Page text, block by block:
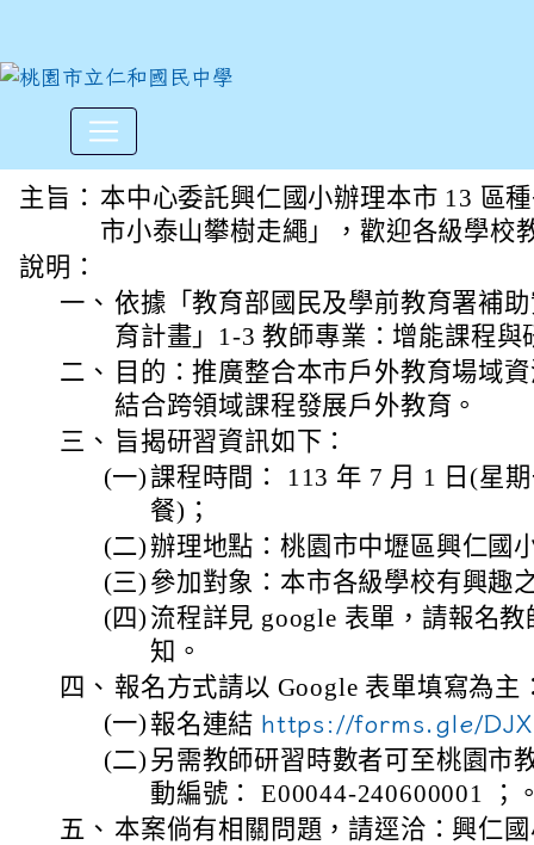
教師增能研習「都市小泰山攀
主旨： 本中心委託興仁國小辦理本市 13 區
市小泰山攀樹走繩」，歡迎各級學校
說明：
一、 依據「教育部國民及學前教育署補
育計畫」1-3 教師專業：增能課程與
二、
目的：推廣整合本市戶外教育場域
結合跨領域課程發展戶外教育。
三、 旨揭研習資訊如下：
(一)課程時間： 113 年 7 月 1 日(星
餐)；
(二)辦理地點：桃園市中壢區興仁國
(三) 參加對象：本市各級學校有興趣
(四) 流程詳見 google 表單，請報名
知。
四、 報名方式請以 Google 表單填寫為主
(一) 報名連結 https://forms.gle/
(二) 另需教師研習時數者可至桃園市
動編號： E00044-240600001 ；
五、 本案倘有相關問題，請逕洽：興仁